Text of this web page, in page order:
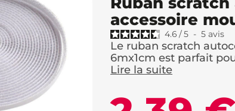
accessoire
4.6 /5 - 5 avis
Le ruban scratch
6mx1cm est parfait
Lire la suite